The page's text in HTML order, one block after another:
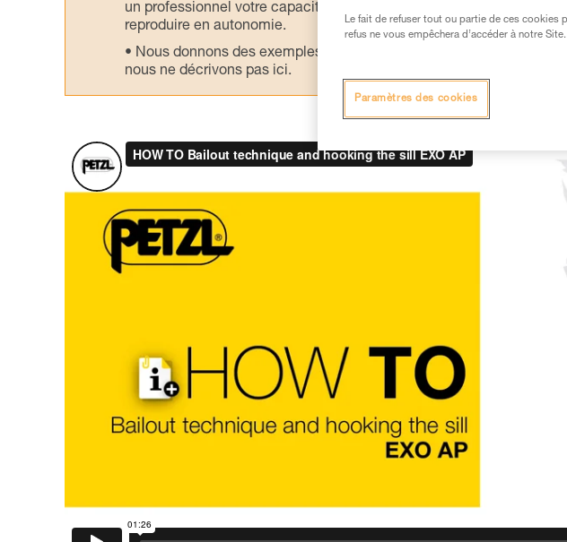
un professionnel votre capacité à refaire la manipulation, seul, en
reproduire en autonomie.
Nous donnons des exemples de techniques liées à votre activité. Il
nous ne décrivons pas ici.
Le fait de refuser tout ou partie de ces cookies
refus ne vous empêchera d’accéder à notre Site.
Paramètres des cookies